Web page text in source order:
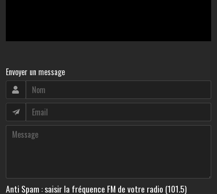
Envoyer un message
Anti Spam : saisir la fréquence FM de votre radio (101.5)